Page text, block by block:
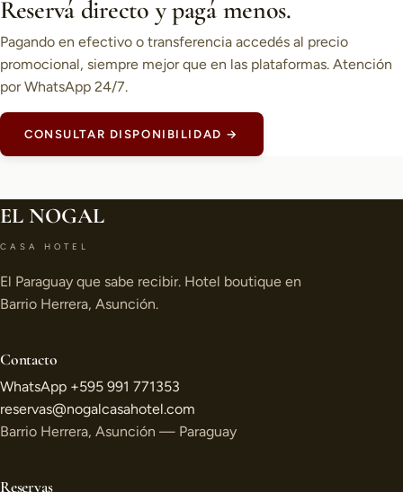
Reservá directo y pagá menos.
Pagando en efectivo o transferencia accedés al precio
promocional, siempre mejor que en las plataformas. Atención
por WhatsApp 24/7.
CONSULTAR DISPONIBILIDAD →
EL NOGAL
CASA HOTEL
El Paraguay que sabe recibir. Hotel boutique en
Barrio Herrera, Asunción.
Contacto
WhatsApp +595 991 771353
reservas@nogalcasahotel.com
Barrio Herrera, Asunción — Paraguay
Reservas